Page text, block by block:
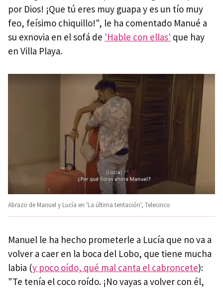
por Dios! ¡Que tú eres muy guapa y es un tío muy
feo, feísimo chiquillo!", le ha comentado Manué a
su exnovia en el sofá de 'Hable con ellas' que hay
en Villa Playa.
Abrazo de Manuel y Lucía en 'La última tentación', Telecinco
Manuel le ha hecho prometerle a Lucía que no va a
volver a caer en la boca del Lobo, que tiene mucha
labia (y poco oído, qué mal canta el cabroncete):
"Te tenía el coco roído. ¡No vayas a volver con él,